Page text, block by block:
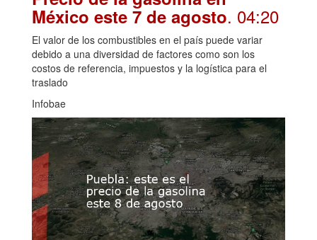
México este 7 de agosto. 04:20
El valor de los combustibles en el país puede variar
debido a una diversidad de factores como son los
costos de referencia, impuestos y la logística para el
traslado
Infobae